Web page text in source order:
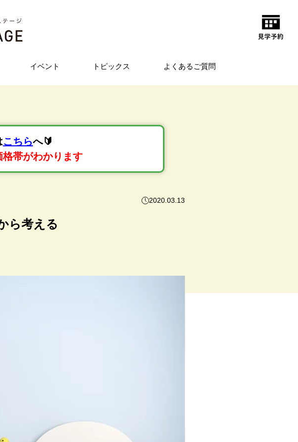
イベント トピックス よくあるご質問
こちらへ🔰
帯がわかります
2020.03.13
ら考える